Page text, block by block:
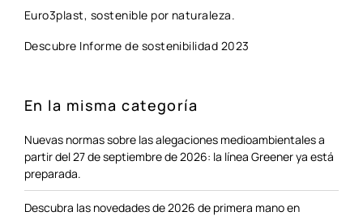
Euro3plast, sostenible por naturaleza.
Descubre Informe de sostenibilidad 2023
En la misma categoría
Nuevas normas sobre las alegaciones medioambientales a
partir del 27 de septiembre de 2026: la línea Greener ya está
preparada.
Descubra las novedades de 2026 de primera mano en